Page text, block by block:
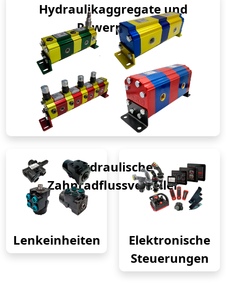
Hydraulikaggregate und
Powerpacks
Hydraulische
Zahnradflussverteiler
Lenkeinheiten
Elektronische
Steuerungen